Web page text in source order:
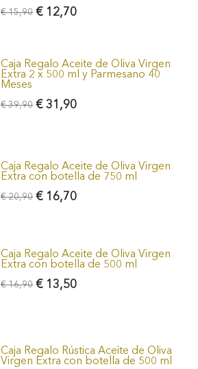
€ 12,70
€ 15,90
Caja Regalo Aceite de Oliva Virgen
Extra 2 x 500 ml y Parmesano 40
Meses
€ 31,90
€ 39,90
Caja Regalo Aceite de Oliva Virgen
Extra con botella de 750 ml
€ 16,70
€ 20,90
Caja Regalo Aceite de Oliva Virgen
Extra con botella de 500 ml
€ 13,50
€ 16,90
Caja Regalo Rústica Aceite de Oliva
Virgen Extra con botella de 500 ml